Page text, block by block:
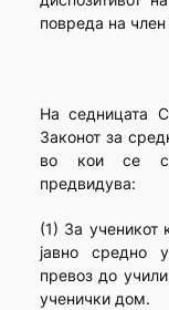
повреда на
На седницата
Законот за
во кои се
предвидува:
(1) За ученикот
јавно средно
превоз до
ученички дом.